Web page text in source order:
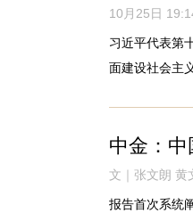
10月25日
习近平代表第
面建设社会主
中金：
文｜张文朗 黄
报告首次系统